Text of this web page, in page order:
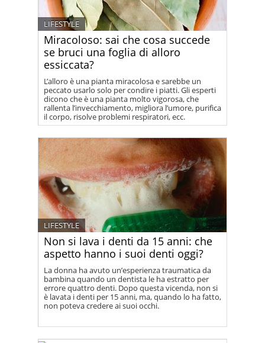
Miracoloso: sai che cosa succede
se bruci una foglia di alloro
essiccata?
LIFESTYLE
L’alloro è una pianta miracolosa e sarebbe un
peccato usarlo solo per condire i piatti. Gli esperti
dicono che è una pianta molto vigorosa, che
rallenta l’invecchiamento, migliora l’umore, purifica
il corpo, risolve problemi respiratori, ecc.
Non si lava i denti da 15 anni: che
aspetto hanno i suoi denti oggi?
LIFESTYLE
La donna ha avuto un’esperienza traumatica da
bambina quando un dentista le ha estratto per
errore quattro denti. Dopo questa vicenda, non si
è lavata i denti per 15 anni, ma, quando lo ha fatto,
non poteva credere ai suoi occhi.